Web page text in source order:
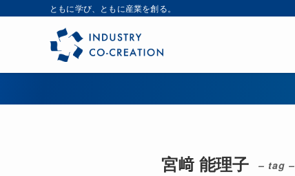
ともに学び、ともに産業を創る。
宮﨑 能理子 – tag –